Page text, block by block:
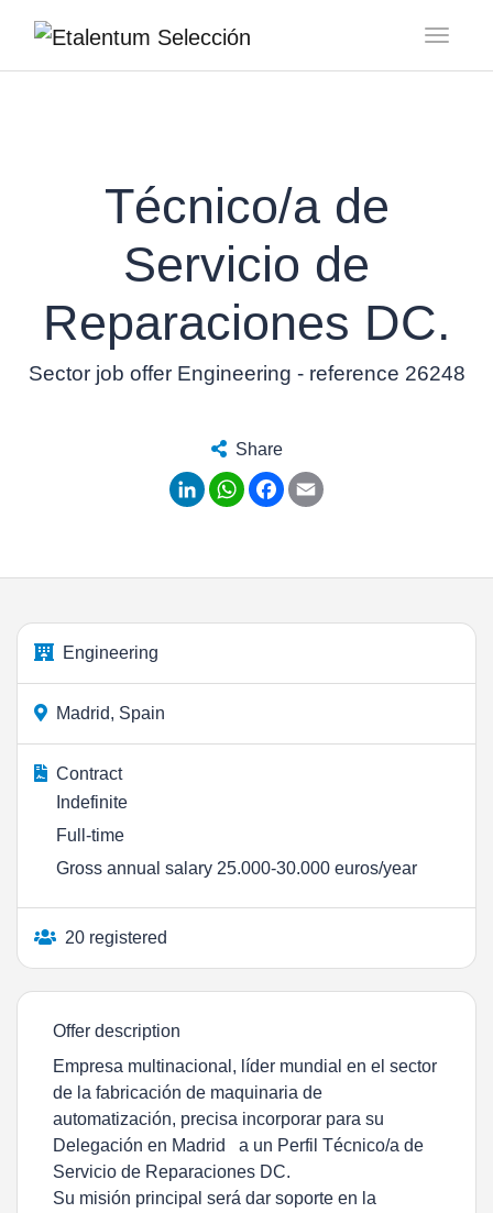
Técnico/a de
Servicio de
Reparaciones DC.
Sector job offer Engineering - reference 26248
Share
LinkedInWhatsApp
Facebook
Engineering
Madrid, Spain
Contract
Indefinite
Full-time
Gross annual salary 25.000-30.000 euros/year
20 registered
Offer description
Empresa multinacional, líder mundial en el sector
de la fabricación de maquinaria de
automatización, precisa incorporar para su
Delegación en Madrid a un Perfil Técnico/a de
Servicio de Reparaciones DC.
Su misión principal será dar soporte en la